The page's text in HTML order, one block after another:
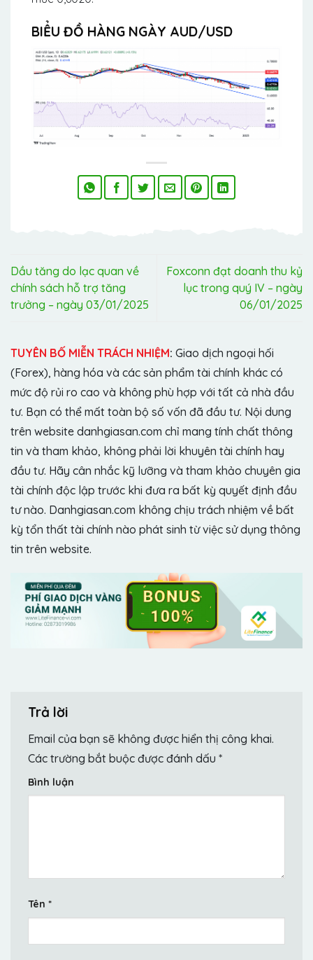
BIỂU ĐỒ HÀNG NGÀY AUD/USD
Dầu tăng do lạc quan về
chính sách hỗ trợ tăng
trưởng – ngày 03/01/2025
Foxconn đạt doanh thu kỷ
lục trong quý IV – ngày
06/01/2025
TUYÊN BỐ MIỄN TRÁCH NHIỆM: Giao dịch ngoại hối
(Forex), hàng hóa và các sản phẩm tài chính khác có
mức độ rủi ro cao và không phù hợp với tất cả nhà đầu
tư. Bạn có thể mất toàn bộ số vốn đã đầu tư. Nội dung
trên website danhgiasan.com chỉ mang tính chất thông
tin và tham khảo, không phải lời khuyên tài chính hay
đầu tư. Hãy cân nhắc kỹ lưỡng và tham khảo chuyên gia
tài chính độc lập trước khi đưa ra bất kỳ quyết định đầu
tư nào. Danhgiasan.com không chịu trách nhiệm về bất
kỳ tổn thất tài chính nào phát sinh từ việc sử dụng thông
tin trên website.
Trả lời
Email của bạn sẽ không được hiển thị công khai.
Các trường bắt buộc được đánh dấu *
Bình luận
Tên *